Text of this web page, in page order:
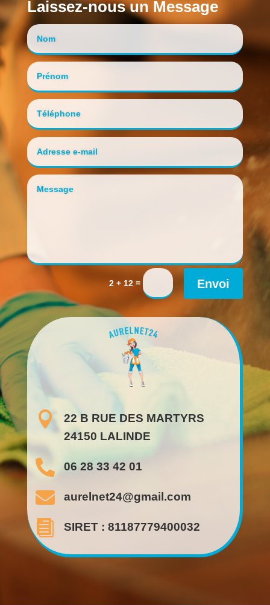
Laissez-nous un Message
2 + 12 = Envoi

22 B RUE DES MARTYRS
24150 LALINDE
 06 28 33 42 01
 aurelnet24@gmail.com
 SIRET : 81187779400032